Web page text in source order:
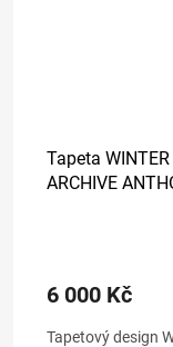
Tapeta
ARCHIVE
6 000 Kč
Tapetový design